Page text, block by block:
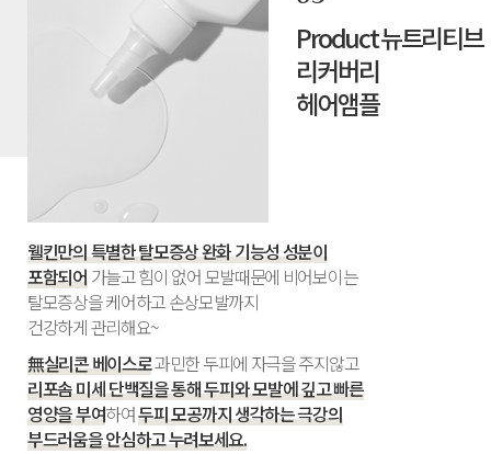
Product뉴트리티브
리커버리
헤어앰플
웰킨만의 특별한 탈모증상 완화 기능성 성분이
포함되어가늘고 힘이 없어 모발때문에 비어보이는
탈모증상을 케어하고 손상모발까지
건강하게 관리해요~
無실리콘 베이스로과민한 두피에 자극을 주지않고
리포솜 미세 단백질을 통해 두피와 모발에 깊고 빠른
영양을 부여하여두피 모공까지 생각하는 극강의
부드러움을 안심하고 누려보세요.